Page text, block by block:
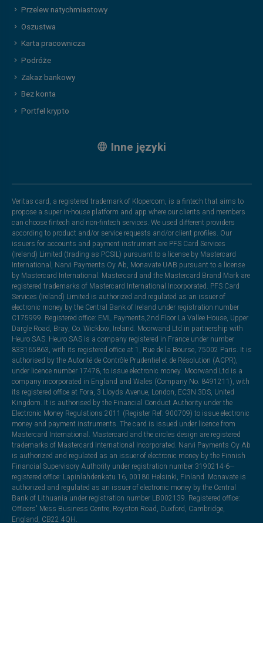
Przelew natychmiastowy
Oszustwa
Karta pracownicza
Podróże
Zakaz bankowy
Bez konta
Portfel krypto
Inne języki
Veritas card, a registered trademark of Klopercom, is a fintech that aims to
propose a super in-house platform and app where our clients and members
can choose fintech and non-fintech services. We used different providers
according to product and/or service requests and/or client profiles. Our
issuers for accounts and payment instrument are PFS Card Services
(Ireland) Limited (trading as PCSIL) pursuant to a license by Mastercard
International, Narvi Payments Oy Ab, Monavate UAB pursuant to a license
by Mastercard International. Mastercard and the Mastercard Brand Mark are
registered trademarks of Mastercard International Incorporated. PFS Card
Services (Ireland) Limited is authorized and regulated as an issuer of
electronic money by the Central Bank of Ireland under registration number
C175999. Registered office: EML Payments,2nd Floor La Vallee House, Upper
Dargle Road, Bray, Co. Wicklow, Ireland. Moorwand Ltd in partnership with
Heuro SAS. Heuro SAS is a company registered in France under number
833165863, with its registered office at 1, Rue de la Bourse, 75002 Paris. It is
authorised by the Autorité de Contrôle Prudentiel et de Résolution (ACPR),
under licence number 17478, to issue electronic money. Moorwand Ltd is a
company incorporated in England and Wales (Company No. 8491211), with
its registered office at Fora, 3 Lloyds Avenue, London, EC3N 3DS, United
Kingdom. It is authorised by the Financial Conduct Authority under the
Electronic Money Regulations 2011 (Register Ref: 900709) to issue electronic
money and payment instruments. The card is issued under licence from
Mastercard International. Mastercard and the circles design are registered
trademarks of Mastercard International Incorporated. Narvi Payments Oy Ab
is authorized and regulated as an issuer of electronic money by the Finnish
Financial Supervisory Authority under registration number 3190214-6—
registered office: Lapinlahdenkatu 16, 00180 Helsinki, Finland. Monavate is
authorized and regulated as an issuer of electronic money by the Central
Bank of Lithuania under registration number LB002139. Registered office:
Officers' Mess Business Centre, Royston Road, Duxford, Cambridge,
England, CB22 4QH.